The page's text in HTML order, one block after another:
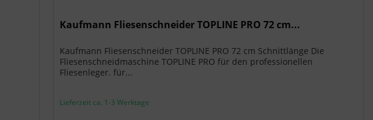
Kaufmann Fliesenschneider TOPLINE PRO 72 cm...
Kaufmann Fliesenschneider TOPLINE PRO 72 cm Schnittlänge Die
Fliesenschneidmaschine TOPLINE PRO für den professionellen
Fliesenleger. für...
Lieferzeit ca. 1-3 Werktage